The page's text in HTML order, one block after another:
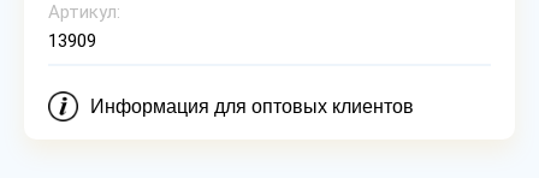
Артикул:
13909
Информация для оптовых клиентов